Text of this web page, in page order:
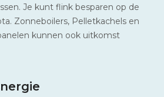
Je kunt flink besparen op de
Zonneboilers, Pelletkachels en
kunnen ook uitkomst